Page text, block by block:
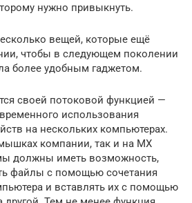
нужно привыкнуть.
вещей, которые ещё
чтобы в следующем поколении
более удобным гаджетом.
своей потоковой функцией —
использования
на нескольких компьютерах.
компании, так и на MX
должны иметь возможность,
файлы с помощью сочетания
и вставлять их с помощью